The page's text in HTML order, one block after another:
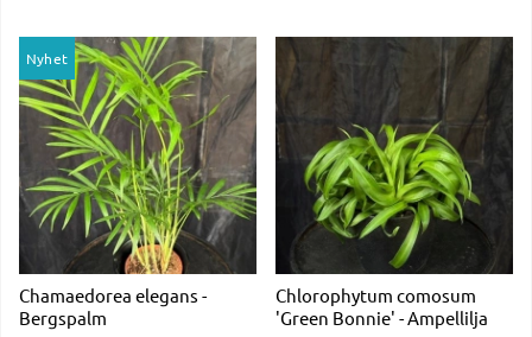
Nyhet
Chamaedorea elegans -
Bergspalm
Chlorophytum comosum
'Green Bonnie' - Ampellilja